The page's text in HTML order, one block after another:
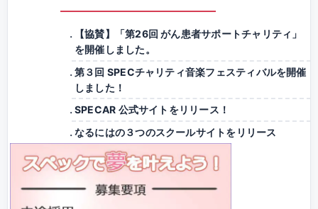
【協賛】「第26回 がん患者サポートチャリティ」
を開催しました。
第３回 SPECチャリティ音楽フェスティバルを開催
しました！
SPECAR 公式サイトをリリース！
なるにはの３つのスクールサイトをリリース